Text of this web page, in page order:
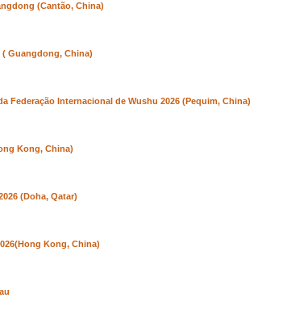
(Cantão, China)
Guangdong, China)
Federação Internacional de Wushu 2026 (Pequim, China)
Kong, China)
(Doha, Qatar)
Kong, China)